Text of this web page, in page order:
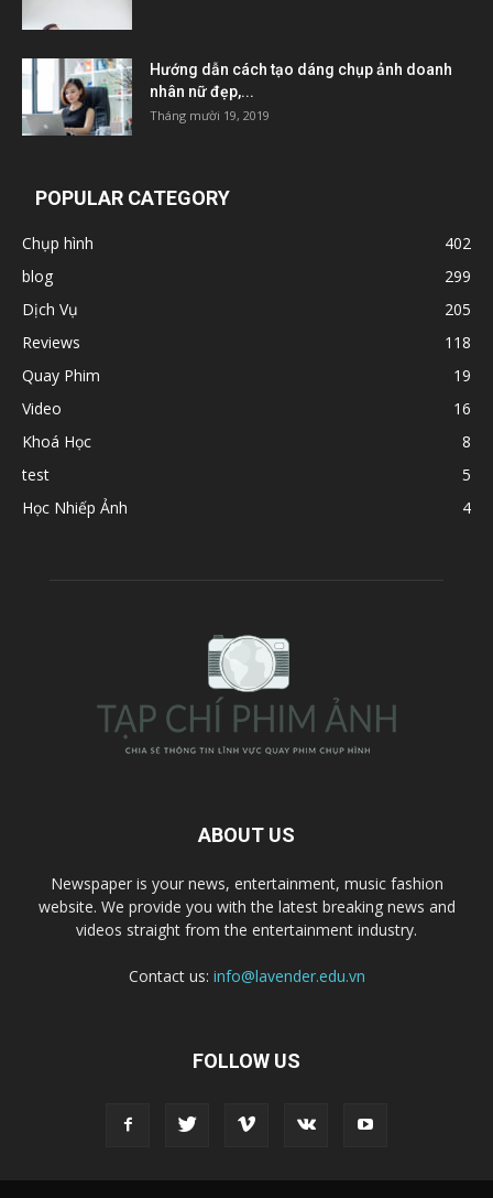
Hướng dẫn cách tạo dáng chụp ảnh doanh
nhân nữ đẹp,...
Tháng mười 19, 2019
POPULAR CATEGORY
Chụp hình
402
blog
299
Dịch Vụ
205
Reviews
118
Quay Phim
19
Video
16
Khoá Học
8
test
5
Học Nhiếp Ảnh
4
ABOUT US
Newspaper is your news, entertainment, music fashion
website. We provide you with the latest breaking news and
videos straight from the entertainment industry.
Contact us: info@lavender.edu.vn
FOLLOW US